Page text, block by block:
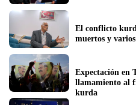
El conflicto
muertos y
Expectación en
llamamiento al
kurda